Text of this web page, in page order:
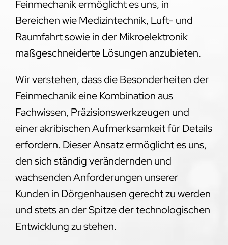
Feinmechanik ermöglicht es uns, in
Bereichen wie Medizintechnik, Luft- und
Raumfahrt sowie in der Mikroelektronik
maßgeschneiderte Lösungen anzubieten.
Wir verstehen, dass die Besonderheiten der
Feinmechanik eine Kombination aus
Fachwissen, Präzisionswerkzeugen und
einer akribischen Aufmerksamkeit für Details
erfordern. Dieser Ansatz ermöglicht es uns,
den sich ständig verändernden und
wachsenden Anforderungen unserer
Kunden in Dörgenhausen gerecht zu werden
und stets an der Spitze der technologischen
Entwicklung zu stehen.